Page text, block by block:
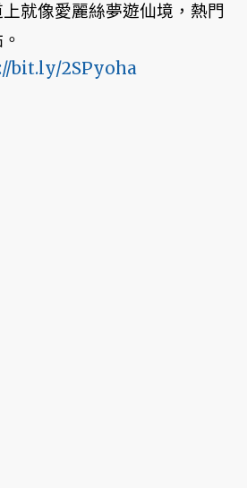
就像愛麗絲夢遊仙境，熱門
bit.ly/2SPyoha